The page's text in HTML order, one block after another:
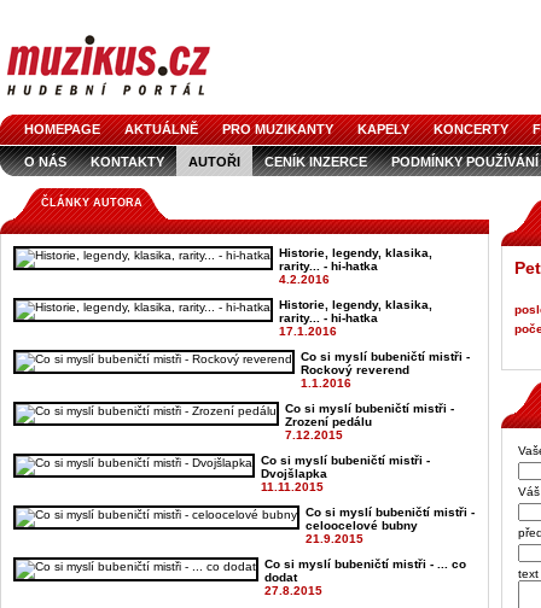
HOMEPAGE AKTUÁLNĚ PRO MUZIKANTY KAPELY KONCERTY
O NÁS KONTAKTY AUTOŘI CENÍK INZERCE PODMÍNKY POUŽÍVÁNÍ
LOGO KE STAŽENÍ
ČLÁNKY AUTORA
Historie, legendy, klasika,
rarity... - hi-hatka
4.2.2016
Historie, legendy, klasika,
rarity... - hi-hatka
17.1.2016
Co si myslí bubeničtí mistři -
Rockový reverend
1.1.2016
Co si myslí bubeničtí mistři -
Zrození pedálu
7.12.2015
Co si myslí bubeničtí mistři -
Dvojšlapka
11.11.2015
Co si myslí bubeničtí mistři -
celoocelové bubny
21.9.2015
Co si myslí bubeničtí mistři - ... co
dodat
27.8.2015
text